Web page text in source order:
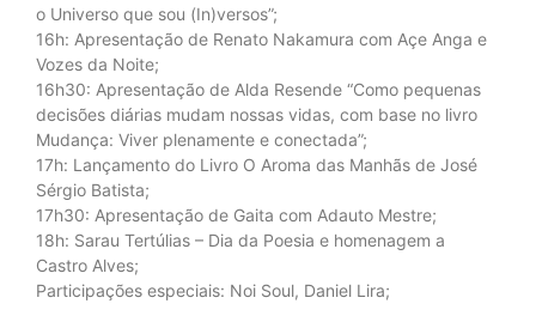
o Universo que sou (In)versos”;
16h: Apresentação de Renato Nakamura com Açe Anga e
Vozes da Noite;
16h30: Apresentação de Alda Resende “Como pequenas
decisões diárias mudam nossas vidas, com base no livro
Mudança: Viver plenamente e conectada”;
17h: Lançamento do Livro O Aroma das Manhãs de José
Sérgio Batista;
17h30: Apresentação de Gaita com Adauto Mestre;
18h: Sarau Tertúlias – Dia da Poesia e homenagem a
Castro Alves;
Participações especiais: Noi Soul, Daniel Lira;